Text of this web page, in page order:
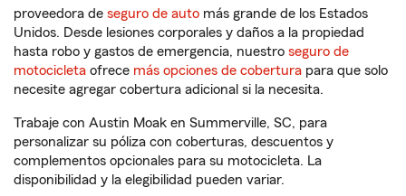
proveedora de seguro de auto más grande de los Estados
Unidos. Desde lesiones corporales y daños a la propiedad
hasta robo y gastos de emergencia, nuestro seguro de
motocicleta ofrece más opciones de cobertura para que solo
necesite agregar cobertura adicional si la necesita.
Trabaje con Austin Moak en Summerville, SC, para
personalizar su póliza con coberturas, descuentos y
complementos opcionales para su motocicleta. La
disponibilidad y la elegibilidad pueden variar.